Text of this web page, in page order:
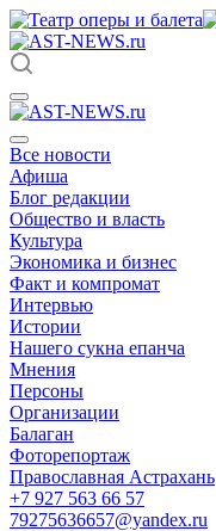
Все новости
Афиша
Блог редакции
Общество и власть
Культура
Экономика и бизнес
Факт и компромат
Интервью
Истории
Нашего сукна епанча
Мнения
Персоны
Организации
Балаган
Фоторепортаж
Православная Астрахань
+7 927 563 66 57
79275636657@yandex.ru